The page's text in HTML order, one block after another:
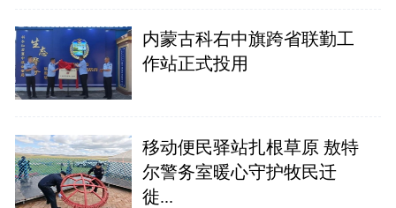
内蒙古科右中旗跨省联勤工
作站正式投用
移动便民驿站扎根草原 敖特
尔警务室暖心守护牧民迁
徙...